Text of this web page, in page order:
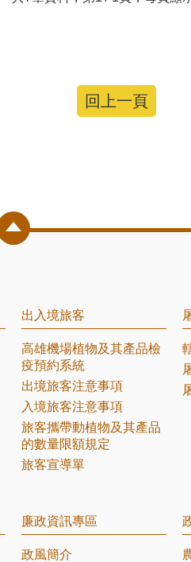
回上一頁
出入境旅客
高雄機場植物及其產品檢
疫預約系統
出境旅客注意事項
入境旅客注意事項
旅客攜帶動植物及其產品
的數量限額規定
旅客宣導單
廉政資訊專區
政風簡介